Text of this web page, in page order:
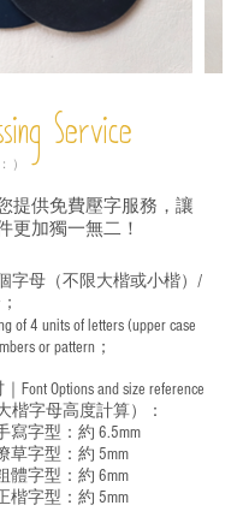
Service
）
提供免費壓字服務，讓
更加獨一無二！
字母（不限大楷或小楷）/
of 4 units of letters (upper case
or pattern；
Font Options and size reference
楷字母高度計算）：
寫字型：約 6.5mm
草字型： 約 5mm
體字型：約 6mm
楷字型： 約 5mm